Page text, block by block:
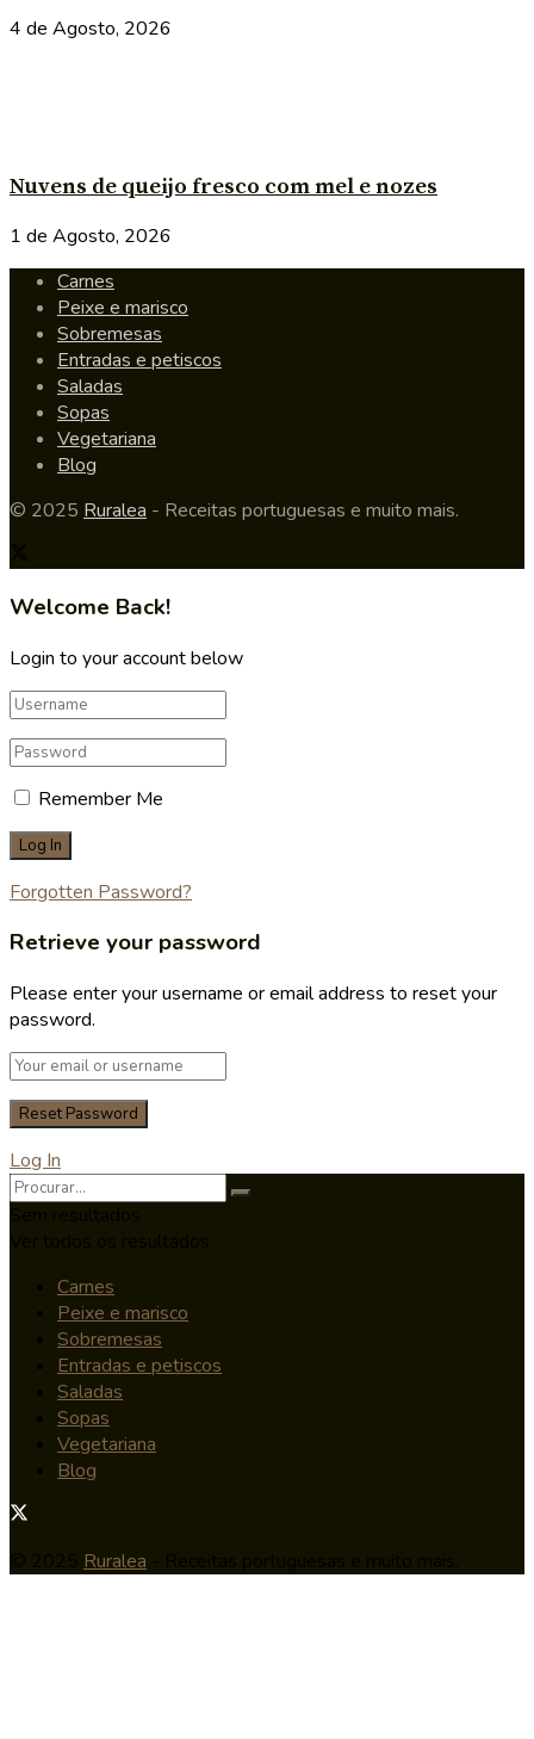
4 de Agosto, 2026
Nuvens de queijo fresco com mel e nozes
1 de Agosto, 2026
Carnes
Peixe e marisco
Sobremesas
Entradas e petiscos
Saladas
Sopas
Vegetariana
Blog
© 2025 Ruralea - Receitas portuguesas e muito mais.
Welcome Back!
Login to your account below
Remember Me
Forgotten Password?
Retrieve your password
Please enter your username or email address to reset your
password.
Log In
Carnes
Peixe e marisco
Sobremesas
Entradas e petiscos
Saladas
Sopas
Vegetariana
Blog
Ruralea